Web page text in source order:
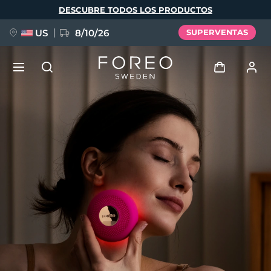
DESCUBRE TODOS LOS PRODUCTOS
US 8/10/26 SUPERVENTAS
Iniciar sesión
Perfil de usuario
Mis dispositivos
Mis suscripciones
FAQ™ Pure Beauty-Tech Elixir
BREAKING NEWS
issa™ Teeth Whitening Set
Deutsch
Español
Français
Italiano
Português
Polski
Svenska
Русский
简体中文 繁體中文